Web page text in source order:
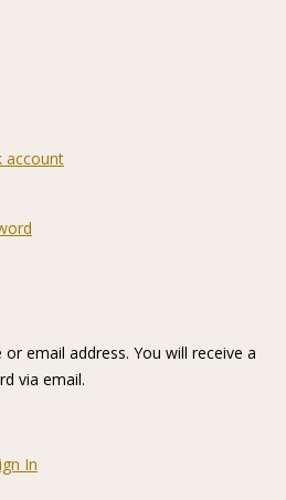
account
email address. You will receive a
via email.
In